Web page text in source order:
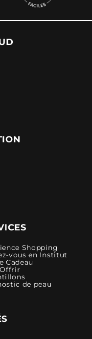
Shopping
vous en Institut
Cadeau
de peau